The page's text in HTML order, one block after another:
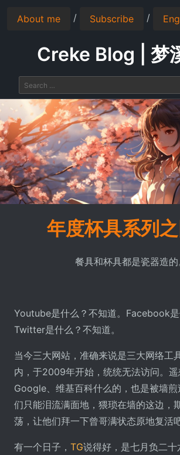
About me / Subscribe /
Creke Blog | 梦
年度杯具系列
餐具和杯具都是瓷器造的
Youtube是什么？不知道。Facebook是
Twitter是什么？不知道。
当今三大网站，准确来说是三大网络工
内，于2009年开始，统统无法访问。遥
Google、维基百科什么的，也是被墙
们只能泪流满面地，猥琐在墙的这边，
荡，让他们拜一下曾哥满状态原地复活吧
有一个日子， TG说得好，是七月负二